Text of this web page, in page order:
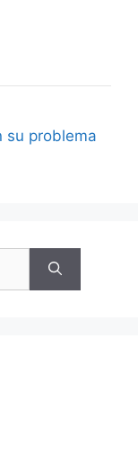
su problema